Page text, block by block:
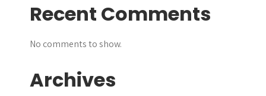
Recent Comments
No comments to show.
Archives